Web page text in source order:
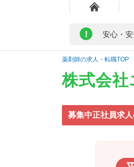
! 安心・
薬剤師の求人・転職TOP
株式会
募集中正社員求